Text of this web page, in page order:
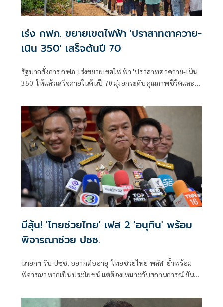
เร่ง กฟภ. ขยายเขตไฟฟ้า 'ปราสาทตาควาย-
เนิน 350' เสร็จต้นปี 70
รัฐบาลสั่งการ กฟภ. เร่งขยายเขตไฟฟ้า 'ปราสาทตาควาย-เนิน
350' ให้แล้วเสร็จภายในต้นปี 70 มุ่งยกระดับคุณภาพชีวิตและ
มีลุ้น! 'ไทยช่วยไทย' เฟส 2 'อนุทิน' พร้อม
พิจารณาช่วย ปชช.
นายกฯ รับ ปชช. อยากต่ออายุ 'ไทยช่วยไทย พลัส' ย้ำพร้อม
พิจารณาหากเป็นประโยชน์ แต่ต้องเหมาะกับสถานการณ์ ยัน
มันเย็น'